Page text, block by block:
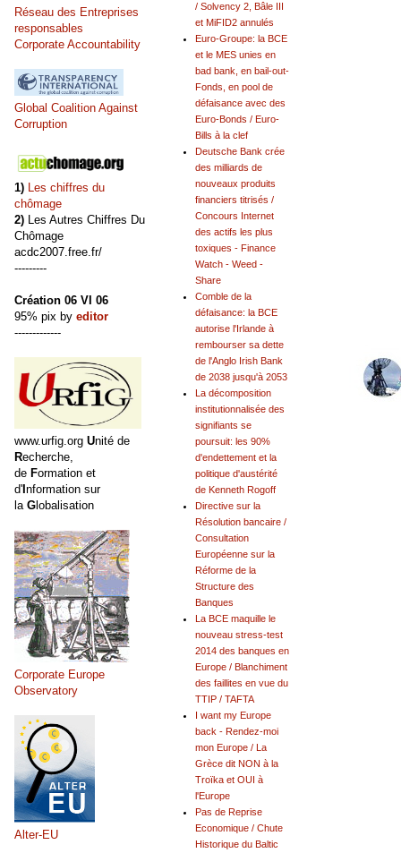
/ Solvency 2, Bâle III
et MiFID2 annulés
Euro-Groupe: la BCE
et le MES unies en
bad bank, en bail-out-
Fonds, en pool de
défaisance avec des
Euro-Bonds / Euro-
Bills à la clef
Deutsche Bank crée
des milliards de
nouveaux produits
financiers titrisés /
Concours Internet
des actifs les plus
toxiques - Finance
Watch - Weed -
Share
Comble de la
défaisance: la BCE
autorise l'Irlande à
rembourser sa dette
de l'Anglo Irish Bank
de 2038 jusqu'à 2053
La décomposition
institutionnalisée des
signifiants se
poursuit: les 90%
d'endettement et la
politique d'austérité
de Kenneth Rogoff
Directive sur la
Résolution bancaire /
Consultation
Européenne sur la
Réforme de la
Structure des
Banques
La BCE maquille le
nouveau stress-test
2014 des banques en
Europe / Blanchiment
des faillites en vue du
TTIP / TAFTA
I want my Europe
back - Rendez-moi
mon Europe / La
Grèce dit NON à la
Troïka et OUI à
l'Europe
Pas de Reprise
Economique / Chute
Historique du Baltic
Réseau des Entreprises
responsables
Corporate Accountability
Global Coalition Against
Corruption
1) Les chiffres du
chômage
2) Les Autres Chiffres Du
Chômage
acdc2007.free.fr/
---------
Création 06 VI 06
95% pix by editor
-------------
www.urfig.org Unité de
Recherche,
de Formation et
d'Information sur
la Globalisation
Corporate Europe
Observatory
Alter-EU